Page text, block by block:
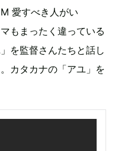
愛すべき人がい
もまったく違っている
を監督さんたちと話し
カタカナの「アユ」を